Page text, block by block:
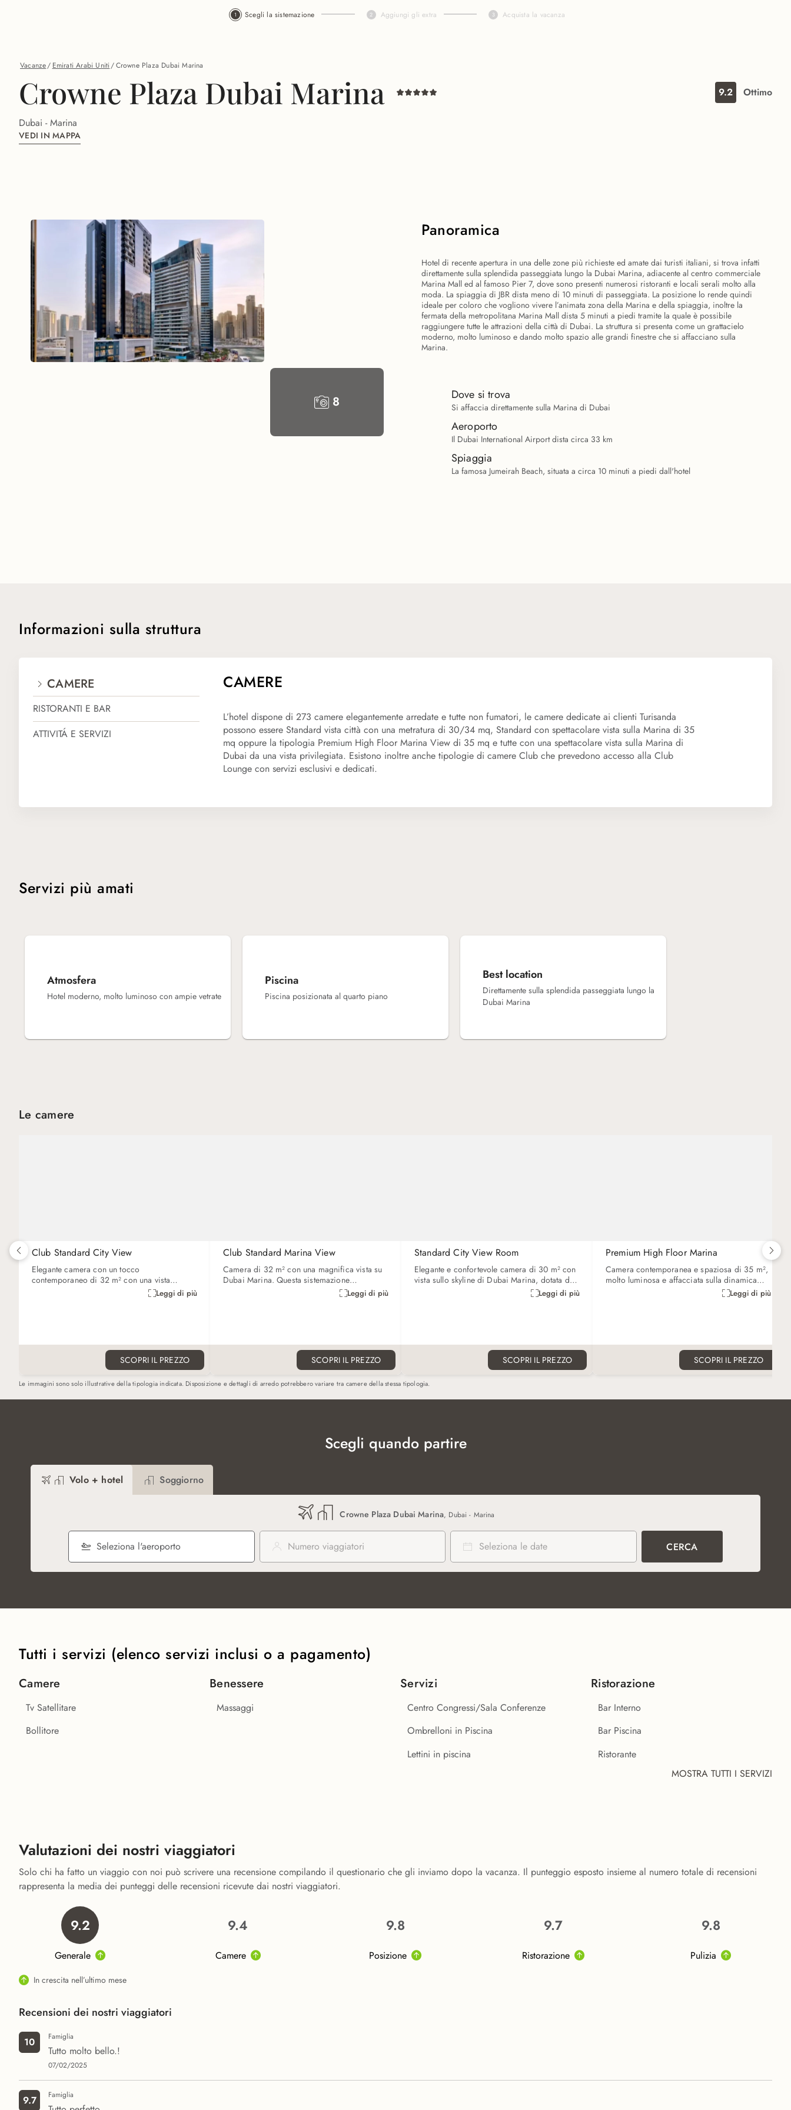
Scegli la sistemazione Aggiungi gli extra Acquista la vacanza
Vacanze/ Emirati Arabi Uniti/Crowne Plaza Dubai Marina
Crowne Plaza Dubai Marina 9.2 Ottimo
Dubai - Marina
VEDI IN MAPPA
8
Panoramica
Dove si trova
Si affaccia direttamente sulla Marina di Dubai
Aeroporto
Il Dubai International Airport dista circa 33 km
Spiaggia
La famosa Jumeirah Beach, situata a circa 10 minuti a piedi dall'hotel
Hotel di recente apertura in una delle zone più richieste ed amate dai turisti italiani, si trova infatti
direttamente sulla splendida passeggiata lungo la Dubai Marina, adiacente al centro commerciale
Marina Mall ed al famoso Pier 7, dove sono presenti numerosi ristoranti e locali serali molto alla
moda. La spiaggia di JBR dista meno di 10 minuti di passeggiata. La posizione lo rende quindi
ideale per coloro che vogliono vivere l’animata zona della Marina e della spiaggia, inoltre la
fermata della metropolitana Marina Mall dista 5 minuti a piedi tramite la quale è possibile
raggiungere tutte le attrazioni della città di Dubai. La struttura si presenta come un grattacielo
moderno, molto luminoso e dando molto spazio alle grandi finestre che si affacciano sulla
Marina.
Informazioni sulla struttura
CAMERE
RISTORANTI E BAR
ATTIVITÁ E SERVIZI
CAMERE
L’hotel dispone di 273 camere elegantemente arredate e tutte non fumatori, le camere dedicate ai clienti Turisanda
possono essere Standard vista città con una metratura di 30/34 mq, Standard con spettacolare vista sulla Marina di 35
mq oppure la tipologia Premium High Floor Marina View di 35 mq e tutte con una spettacolare vista sulla Marina di
Dubai da una vista privilegiata. Esistono inoltre anche tipologie di camere Club che prevedono accesso alla Club
Lounge con servizi esclusivi e dedicati.
RISTORANTI E BAR
Interessante anche la proposta gastronomica, sono presenti infatti un ristorante principale con splendida terrazza ed affaccio sulla marina e con cucina a vista dove è anche possibile
ATTIVITÁ E SERVIZI
L’hotel mette a disposizione dei propri ospiti una piscina esterna attrezzata con lettini ed ombrelloni posizionata al quarto piano, palestra, centro massaggi e business center.
Servizi più amati
Atmosfera
Hotel moderno, molto luminoso con ampie vetrate
Piscina
Piscina posizionata al quarto piano
Best location
Direttamente sulla splendida passeggiata lungo la
Dubai Marina
Le camere
Club Standard City View
Elegante camera con un tocco
contemporaneo di 32 m² con una vista
spettacolare sullo skyline della marina di
Dubai. Possibilità di accedere alla Club
disponibili nella Club Lounge. Letto
aggiuntivo su richiesta per chi occupa una
Leggi di più
SCOPRI IL PREZZO
Club Standard Marina View
Camera di 32 m² con una magnifica vista su
Dubai Marina. Questa sistemazione
garantisce accesso alla Club Lounge, con
rinfreschi leggeri, tè pomeridiano e cocktail
incluso. Possibilità di essere dotata di un letto
king size o due letti singoli.
Leggi di più
SCOPRI IL PREZZO
Standard City View Room
Elegante e confortevole camera di 30 m² con
vista sullo skyline di Dubai Marina, dotata di
letto king-size, scrivania e sedia ergonomica,
bollitore per tè/caffè e tecnologia di ultima
tripla.
Leggi di più
SCOPRI IL PREZZO
Premium High Floor Marina
Camera contemporanea e spaziosa di 35 m²,
molto luminosa e affacciata sulla dinamica
vista di Dubai Marina. Possibilità di avere
letto king size o due letti singoli. Dotata di
richiesta per l'occupazione tripla.
Leggi di più
SCOPRI IL PREZZO
Le immagini sono solo illustrative della tipologia indicata. Disposizione e dettagli di arredo potrebbero variare tra camere della stessa tipologia.
Scegli quando partire
Volo + hotel Soggiorno
Crowne Plaza Dubai Marina, Dubai - Marina
Seleziona l'aeroporto Numero viaggiatori Seleziona le date CERCA
Tutti i servizi (elenco servizi inclusi o a pagamento)
Camere
Tv Satellitare
Bollitore
Benessere
Massaggi
Servizi
Centro Congressi/Sala Conferenze
Ombrelloni in Piscina
Lettini in piscina
Ristorazione
Bar Interno
Bar Piscina
Ristorante
MOSTRA TUTTI I SERVIZI
Valutazioni dei nostri viaggiatori
Solo chi ha fatto un viaggio con noi può scrivere una recensione compilando il questionario che gli inviamo dopo la vacanza. Il punteggio esposto insieme al numero totale di recensioni
rappresenta la media dei punteggi delle recensioni ricevute dai nostri viaggiatori.
9.2
Generale
9.4
Camere
9.8
Posizione
9.7
Ristorazione
9.8
Pulizia
In crescita nell’ultimo mese
Recensioni dei nostri viaggiatori
10 Famiglia
Tutto molto bello.!
07/02/2025
9.7 Famiglia